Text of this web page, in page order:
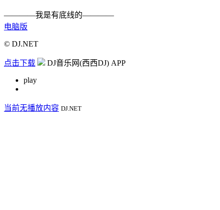
————我是有底线的————
电脑版
© DJ.NET
点击下载 DJ音乐网(西西DJ) APP
play
当前无播放内容 DJ.NET